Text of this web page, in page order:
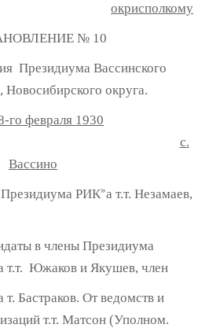
окрисполкому
№ 10
Вассинского
Новосибирского округа.
го февраля 1930
с.
Вассино
РИК»а т.т. Незамаев,
в члены Президиума
т.т. Южаков и Якушев, член
т. Бастраков. От ведомств и
т.т. Матсон (Уполном.